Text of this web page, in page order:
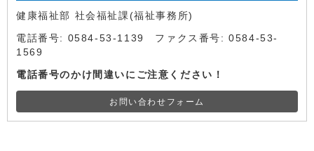
健康福祉部 社会福祉課(福祉事務所)
電話番号: 0584-53-1139 ファクス番号: 0584-53-
1569
電話番号のかけ間違いにご注意ください！
お問い合わせフォーム